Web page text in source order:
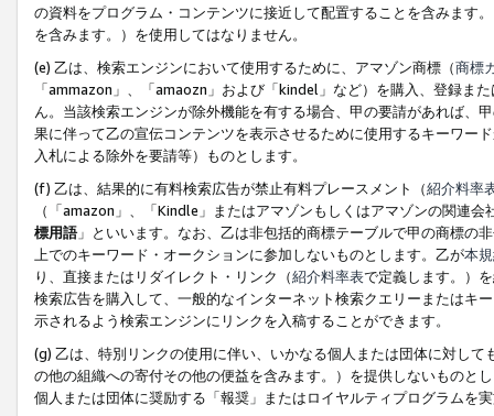
の資料をプログラム・コンテンツに接近して配置することを含みます
を含みます。）を使用してはなりません。
(e) 乙は、検索エンジンにおいて使用するために、アマゾン商標（商標
「ammazon」、「amaozn」および「kindel」など）を購入、登録ま
ん。当該検索エンジンが除外機能を有する場合、甲の要請があれば、
果に伴って乙の宣伝コンテンツを表示させるために使用するキーワー
入札による除外を要請等）ものとします。
(f) 乙は、結果的に有料検索広告が禁止有料プレースメント（紹介料率
（「amazon」、「Kindle」またはアマゾンもしくはアマゾンの関連
標用語」といいます。なお、乙は非包括的商標テーブルで甲の商標の
上でのキーワード・オークションに参加しないものとします。乙が本
り、直接またはリダイレクト・リンク（紹介料率表で定義します。）
検索広告を購入して、一般的なインターネット検索クエリーまたはキ
示されるよう検索エンジンにリンクを入稿することができます。
(g) 乙は、特別リンクの使用に伴い、いかなる個人または団体に対し
の他の組織への寄付その他の便益を含みます。）を提供しないものと
個人または団体に奨励する「報奨」またはロイヤルティプログラムを